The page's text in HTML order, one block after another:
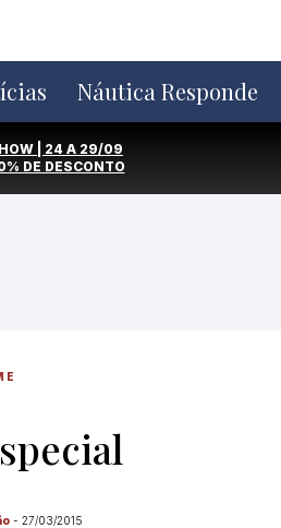
Náutica Responde
| 24 A 29/09
DE DESCONTO
- 27/03/2015